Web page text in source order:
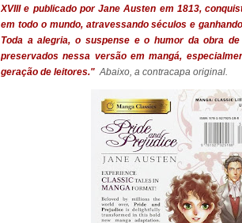
XVIII e publicado por Jane Austen em 1813,
em todo o mundo, atravessando séculos e
Toda a alegria, o suspense e o humor da obra
preservados nessa versão em mangá,
geração de leitores."Abaixo, a contracapa original.